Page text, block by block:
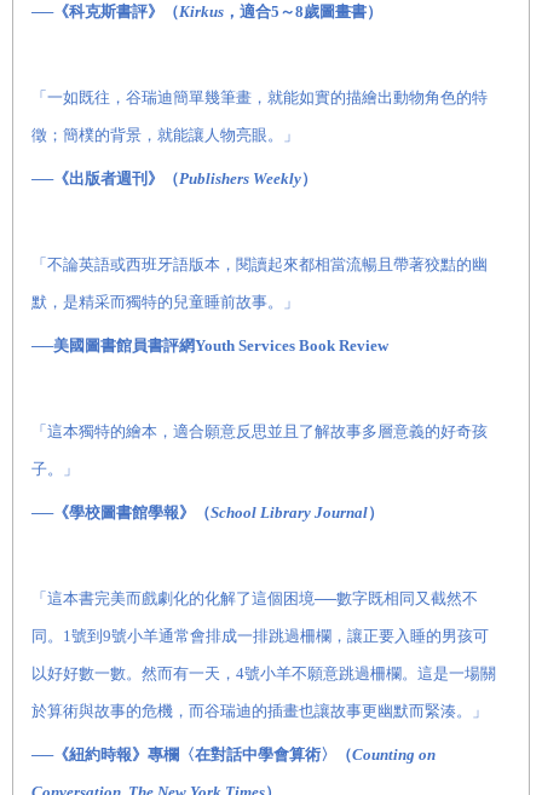
──《科克斯書評》（Kirkus ，適合5～8歲圖畫書）
「一如既往，谷瑞迪簡單幾筆畫，就能如實的描繪出動物角色的特
徵；簡樸的背景，就能讓人物亮眼。」
──《出版者週刊》（Publishers Weekly）
「不論英語或西班牙語版本，閱讀起來都相當流暢且帶著狡黠的幽
默，是精采而獨特的兒童睡前故事。」
──美國圖書館員書評網Youth Services Book Review
「這本獨特的繪本，適合願意反思並且了解故事多層意義的好奇孩
子。」
──《學校圖書館學報》（School Library Journal）
「這本書完美而戲劇化的化解了這個困境──數字既相同又截然不
同。1號到9號小羊通常會排成一排跳過柵欄，讓正要入睡的男孩可
以好好數一數。然而有一天，4號小羊不願意跳過柵欄。這是一場關
於算術與故事的危機，而谷瑞迪的插畫也讓故事更幽默而緊湊。」
──《紐約時報》專欄〈在對話中學會算術〉（Counting on